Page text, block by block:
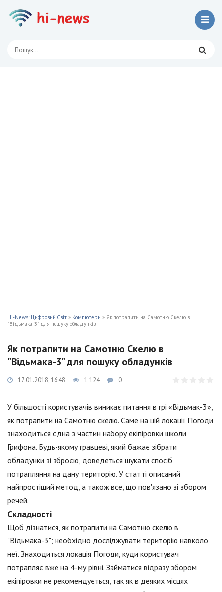
Hi-News: Цифровий Світ » Компютери » Як потрапити на Самотню Скелю в
"Відьмака-3" для пошуку обладунків
Як потрапити на Самотню Скелю в
"Відьмака-3" для пошуку обладунків
17.01.2018, 16:48 1 124 0
У більшості користувачів виникає питання в грі «Відьмак-3»,
як потрапити на Самотню скелю. Саме на цій локації Погоди
знаходиться одна з частин набору екіпіровки школи
Грифона. Будь-якому гравцеві, який бажає зібрати
обладунки зі зброєю, доведеться шукати спосіб
потрапляння на дану територію. У статті описаний
найпростіший метод, а також все, що пов'язано зі збором
речей.
Складності
Щоб дізнатися, як потрапити на Самотню скелю в
"Відьмака-3"; необхідно досліджувати територію навколо
неї. Знаходиться локація Погоди, куди користувач
потрапляє вже на 4-му рівні. Займатися відразу збором
екіпіровки не рекомендується, так як в деяких місцях